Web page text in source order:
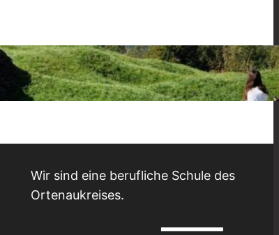
Wir sind eine berufliche Schule des
Ortenaukreises.